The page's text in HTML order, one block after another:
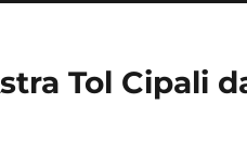
Tol Cipali